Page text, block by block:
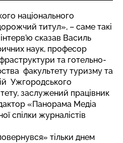
національного
титул», – саме такі
сказав Василь
наук, професор
та готельно-
факультету туризму та
Ужгородського
заслужений працівник
«Панорама Медіа
спілки журналістів
тільки днем